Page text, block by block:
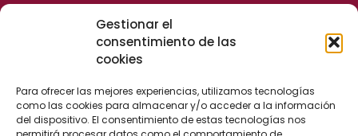
Gestionar el
consentimiento de las
cookies
Para ofrecer las mejores experiencias, utilizamos tecnologías
como las cookies para almacenar y/o acceder a la información
del dispositivo. El consentimiento de estas tecnologías nos
ASESORÍA MERCANTIL
ASESORÍA CIVIL
ASESORÍA FISCAL Y CONTABLE
ASESORÍA LABORAL